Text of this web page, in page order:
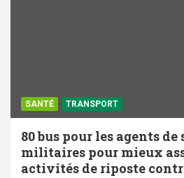
SANTÉ TRANSPORT
80 bus pour les agents de
militaires pour mieux
activités de riposte